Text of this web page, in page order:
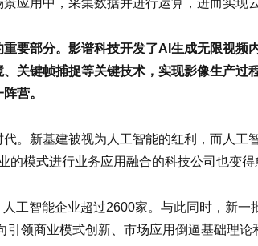
应用中，采集数据并进行运算，进而实现
要部分。影谱科技开发了AI生成无限视
关键帧捕捉等关键技术，实现影像生产过
营。
。新基建被视为人工智能的红利，而人工
模式进行业务应用融合的科技公司也变得
工智能企业超过2600家。与此同时，新
领商业模式创新、市场应用倒逼基础理论